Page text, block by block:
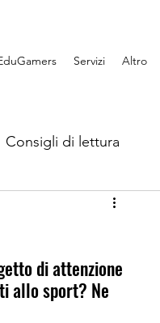
Servizi Altro
Consigli di lettura
di attenzione
allo sport? Ne